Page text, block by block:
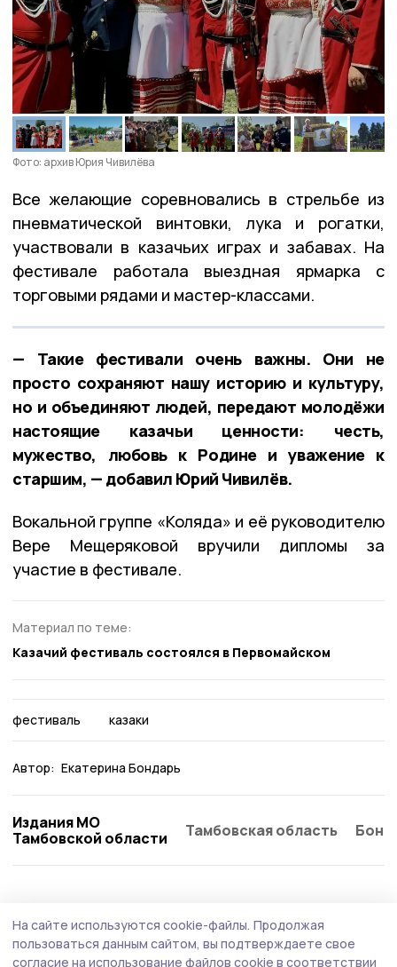
Фото: архив Юрия Чивилёва
Все желающие соревновались в стрельбе из
пневматической винтовки, лука и рогатки,
участвовали в казачьих играх и забавах. На
фестивале работала выездная ярмарка с
торговыми рядами и мастер-классами.
— Такие фестивали очень важны. Они не
просто сохраняют нашу историю и культуру,
но и объединяют людей, передают молодёжи
настоящие казачьи ценности: честь,
мужество, любовь к Родине и уважение к
старшим, — добавил Юрий Чивилёв.
Вокальной группе «Коляда» и её руководителю
Вере Мещеряковой вручили дипломы за
участие в фестивале.
Материал по теме:
Казачий фестиваль состоялся в Первомайском
фестиваль казаки
Автор: Екатерина Бондарь
Издания МО
Тамбовской области
Тамбовская область
Дню молодёжи в Первомайском посвятили
На сайте используются cookie-файлы. Продолжая
пользоваться данным сайтом, вы подтверждаете свое
согласие на использование файлов cookie в соответствии